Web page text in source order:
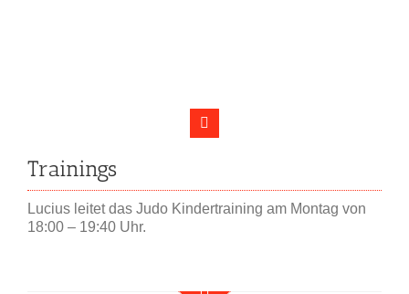
Trainings
Lucius leitet das Judo Kindertraining am Montag von
18:00 – 19:40 Uhr.